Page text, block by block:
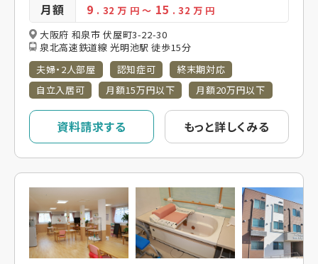
月額 9 . 32万 円～ 15 . 32万 円
大阪府 和泉市 伏屋町3-22-30
泉北高速鉄道線 光明池駅 徒歩15分
夫婦・2人部屋
認知症可
終末期対応
自立入居可
月額15万円以下 月額20万円以下
資料請求する もっと詳しくみる